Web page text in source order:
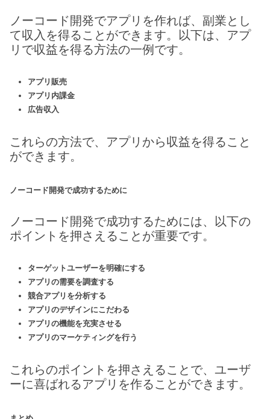
ノーコード開発でアプリを作れば、副業とし
て収入を得ることができます。以下は、アプ
リで収益を得る方法の一例です。
アプリ販売
アプリ内課金
広告収入
これらの方法で、アプリから収益を得ること
ができます。
ノーコード開発で成功するために
ノーコード開発で成功するためには、以下の
ポイントを押さえることが重要です。
ターゲットユーザーを明確にする
アプリの需要を調査する
競合アプリを分析する
アプリのデザインにこだわる
アプリの機能を充実させる
アプリのマーケティングを行う
これらのポイントを押さえることで、ユーザ
ーに喜ばれるアプリを作ることができます。